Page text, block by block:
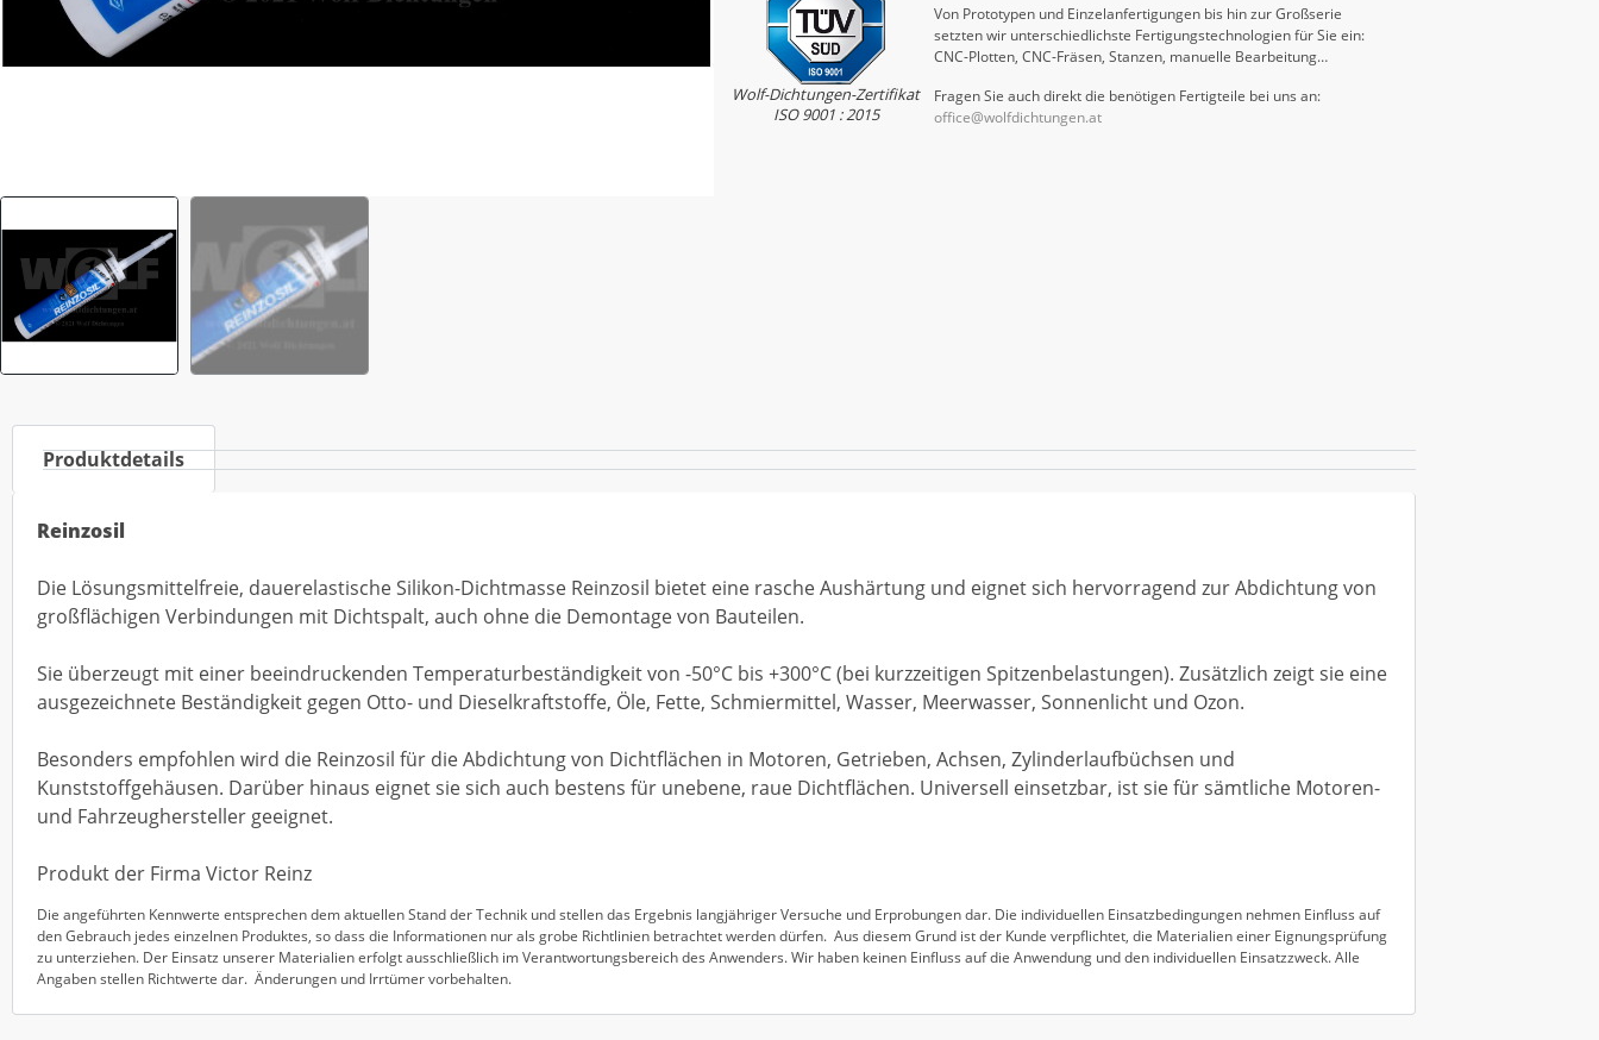
Wolf-Dichtungen-Zertifikat
ISO 9001 : 2015
Von Prototypen und Einzelanfertigungen bis hin zur Großserie
setzten wir unterschiedlichste Fertigungstechnologien für Sie ein:
CNC-Plotten, CNC-Fräsen, Stanzen, manuelle Bearbeitung…
Fragen Sie auch direkt die benötigen Fertigteile bei uns an:
office@wolfdichtungen.at
Produktdetails
Reinzosil
Die Lösungsmittelfreie, dauerelastische Silikon-Dichtmasse Reinzosil bietet eine rasche Aushärtung und eignet sich hervorragend zur Abdichtung von
großflächigen Verbindungen mit Dichtspalt, auch ohne die Demontage von Bauteilen.
Sie überzeugt mit einer beeindruckenden Temperaturbeständigkeit von -50°C bis +300°C (bei kurzzeitigen Spitzenbelastungen). Zusätzlich zeigt sie eine
ausgezeichnete Beständigkeit gegen Otto- und Dieselkraftstoffe, Öle, Fette, Schmiermittel, Wasser, Meerwasser, Sonnenlicht und Ozon.
Besonders empfohlen wird die Reinzosil für die Abdichtung von Dichtflächen in Motoren, Getrieben, Achsen, Zylinderlaufbüchsen und
Kunststoffgehäusen. Darüber hinaus eignet sie sich auch bestens für unebene, raue Dichtflächen. Universell einsetzbar, ist sie für sämtliche Motoren-
und Fahrzeughersteller geeignet.
Produkt der Firma Victor Reinz
Die angeführten Kennwerte entsprechen dem aktuellen Stand der Technik und stellen das Ergebnis langjähriger Versuche und Erprobungen dar. Die individuellen Einsatzbedingungen nehmen Einfluss auf
den Gebrauch jedes einzelnen Produktes, so dass die Informationen nur als grobe Richtlinien betrachtet werden dürfen. Aus diesem Grund ist der Kunde verpflichtet, die Materialien einer Eignungsprüfung
zu unterziehen. Der Einsatz unserer Materialien erfolgt ausschließlich im Verantwortungsbereich des Anwenders. Wir haben keinen Einfluss auf die Anwendung und den individuellen Einsatzzweck. Alle
Angaben stellen Richtwerte dar. Änderungen und Irrtümer vorbehalten.